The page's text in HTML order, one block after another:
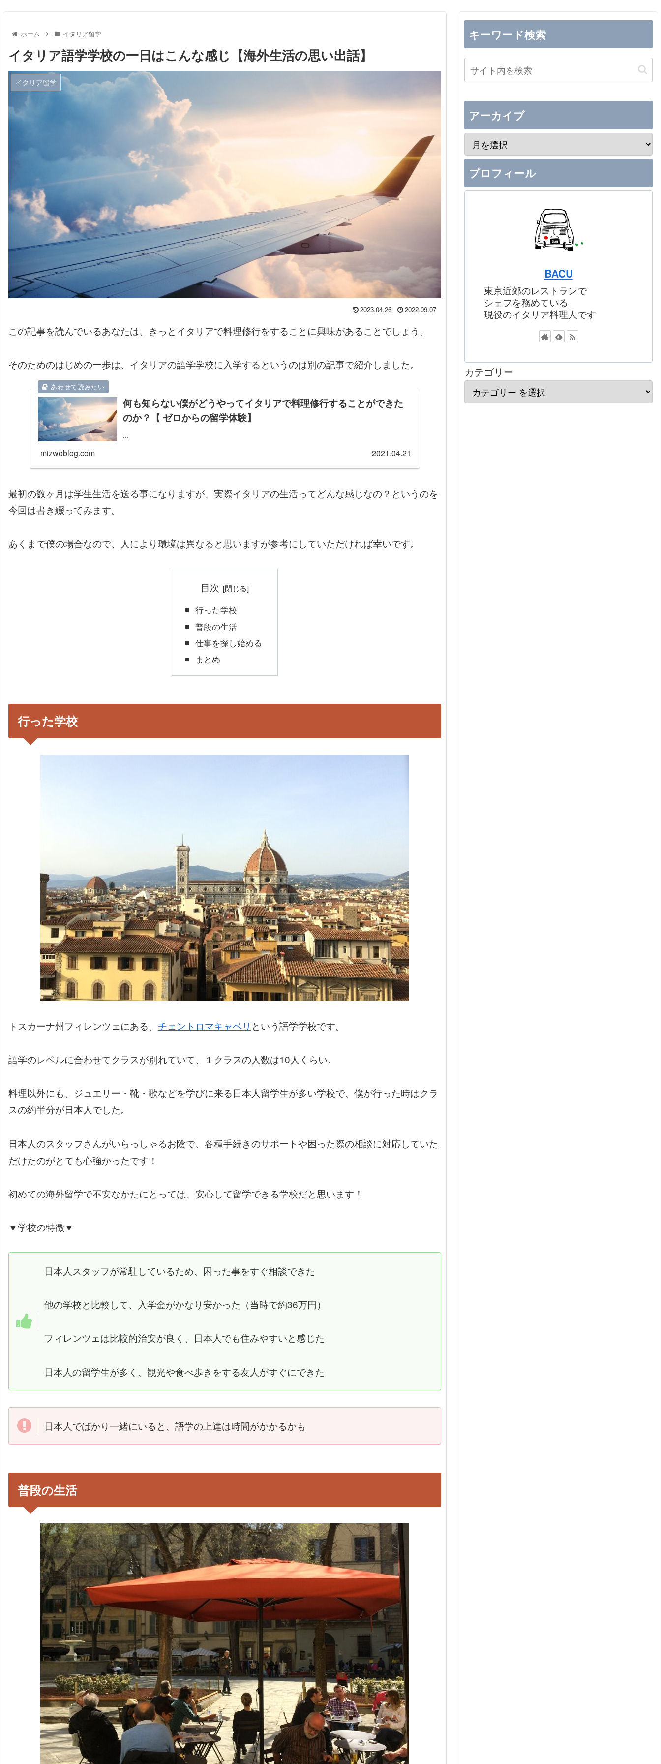
ホーム イタリア留学
イタリア語学学校の一日はこんな感じ【海外生活の思い出話】
イタリア留学
2023.04.26 2022.09.07
この記事を読んでいるあなたは、きっとイタリアで料理修行をすることに興味があることでしょう。
そのためのはじめの一歩は、イタリアの語学学校に入学するというのは別の記事で紹介しました。
何も知らない僕がどうやってイタリアで料理修行することができた
のか？【 ゼロからの留学体験】
...
mizwoblog.com 2021.04.21
最初の数ヶ月は学生生活を送る事になりますが、実際イタリアの生活ってどんな感じなの？というのを
今回は書き綴ってみます。
あくまで僕の場合なので、人により環境は異なると思いますが参考にしていただければ幸いです。
目次
行った学校
普段の生活
仕事を探し始める
まとめ
行った学校
トスカーナ州フィレンツェにある、 チェントロマキャベリ という語学学校です。
語学のレベルに合わせてクラスが別れていて、１クラスの人数は10人くらい。
料理以外にも、ジュエリー・靴・歌などを学びに来る日本人留学生が多い学校で、僕が行った時はクラ
スの約半分が日本人でした。
日本人のスタッフさんがいらっしゃるお陰で、各種手続きのサポートや困った際の相談に対応していた
だけたのがとても心強かったです！
初めての海外留学で不安なかたにとっては、安心して留学できる学校だと思います！
▼学校の特徴▼
日本人スタッフが常駐しているため、困った事をすぐ相談できた
他の学校と比較して、入学金がかなり安かった（当時で約36万円）
フィレンツェは比較的治安が良く、日本人でも住みやすいと感じた
日本人の留学生が多く、観光や食べ歩きをする友人がすぐにできた
日本人でばかり一緒にいると、語学の上達は時間がかかるかも
普段の生活
キーワード検索
アーカイブ
プロフィール
BACU
東京近郊のレストランで
シェフを務めている
現役のイタリア料理人です
カテゴリー